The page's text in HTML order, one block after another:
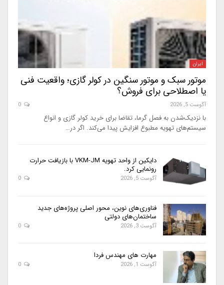
ایران
موتور سبک و موتور سنگین در کولر گازی؛ واقعیت فنی
یا اصطلاحی برای فروش؟
آگوست 5, 2026
با نزدیک‌شدن به فصل گرما، تقاضا برای خرید کولر گازی و انواع
سیستم‌های تهویه مطبوع افزایش پیدا می‌کند. اگر در…
دایکین از واحد تهویه VKM-JM با بازیافت حرارت
رونمایی کرد.
آگوست 5, 2026
فناوری‌های نوین، محور اصلی پروژه‌های جدید
ساختمان‌های دولتی
آگوست 3, 2026
مهارت های مهندس فردا
آگوست 1, 2026